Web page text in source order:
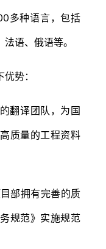
多种语言，包括
语、俄语等。
势：
翻译团队，为国
质量的工程资料
部拥有完善的质
规范》实施规范